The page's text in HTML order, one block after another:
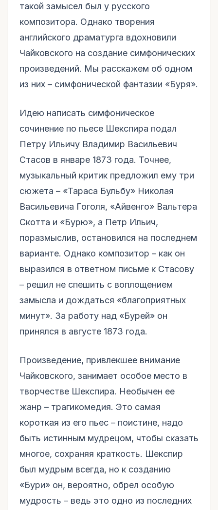
такой замысел был у русского
композитора. Однако творения
английского драматурга вдохновили
Чайковского на создание симфонических
произведений. Мы расскажем об одном
из них – симфонической фантазии «Буря».
Идею написать симфоническое
сочинение по пьесе Шекспира подал
Петру Ильичу Владимир Васильевич
Стасов в январе 1873 года. Точнее,
музыкальный критик предложил ему три
сюжета – «Тараса Бульбу» Николая
Васильевича Гоголя, «Айвенго» Вальтера
Скотта и «Бурю», а Петр Ильич,
поразмыслив, остановился на последнем
варианте. Однако композитор – как он
выразился в ответном письме к Стасову
– решил не спешить с воплощением
замысла и дождаться «благоприятных
минут». За работу над «Бурей» он
принялся в августе 1873 года.
Произведение, привлекшее внимание
Чайковского, занимает особое место в
творчестве Шекспира. Необычен ее
жанр – трагикомедия. Это самая
короткая из его пьес – поистине, надо
быть истинным мудрецом, чтобы сказать
многое, сохраняя краткость. Шекспир
был мудрым всегда, но к созданию
«Бури» он, вероятно, обрел особую
мудрость – ведь это одно из последних